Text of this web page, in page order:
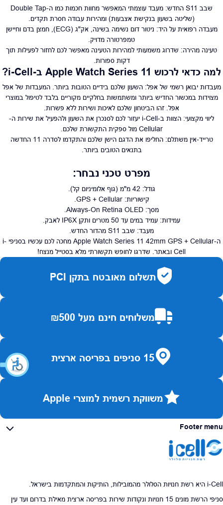
שבב S11 החדש: מעבד עוצמתי המאפשר מחוות חכמות כמו ה-Double Tap
(שליטה בשעון בנקישת אצבעות) ומהירות עבודה חסרת תקדים.
מעבדה רפואית על היד: ניטור דום נשימה בשינה, אק"ג (ECG), חמצן בדם וחיישן
טמפרטורה מדויק.
טעינה מהירה: שדרוג משמעותי למהירות הטעינה מאפשר לכם לחזור לפעילות תוך
דקות ספורות.
למה כדאי לרכוש Apple Watch Series 11 ב-i-Cell?
מעבדות יבואן רשמי של אפל: השעון שלכם בידיים הטובות ביותר. המעבדות של אפל
מצוידות במכשור החדיש ביותר ומשתמשות בחלקיים מקוריים בלבד לטיפול במוצרי
אפל. זהו הביטחון שלכם לאיכות ושירות ללא פשרות.
ליווי מקצועי: הצוות ב-i-Cell יעזור לכם לסנכרן את השעון ולהפעיל את שירות ה-
Cellular מול ספקית התקשורת שלכם.
טרייד-אין משתלם: החליפו את הדגם הישן שלכם והתקדמו לסדרה 11 החדשה
בתנאים הטובים ביותר.
מפרט טכני נבחר:
גודל: 42 מ"מ (גוף אלומיניום קל).
קישוריות: GPS + Cellular.
מסך: Always-On Retina OLED.
עמידות: עמיד במים עד 50 מטרים ותקן IP6X לאבק.
מעבד: שבב S11 מהדור החדש.
ה-Apple Watch Series 11 42mm GPS + Cellular מחכה לכם עכשיו בסניפי i-
Cell ובאתר. שדרגו לחופש תקשורתי מלא בסטייל מנצח!
תשלום מאובטח בתקן PCI
משלוחים חינם מעל ₪500
15 סניפים בפריסה ארצית
משווקת רשמית למוצרי Apple
Footer menu
i-Cell היא רשת חנויות הסלולר מהמובילות, הותיקות והמתקדמות בישראל.
סניפי הרשת מונים 15 חנויות ונקודות שירות בפריסה ארצית מאילת בדרום ועד עין